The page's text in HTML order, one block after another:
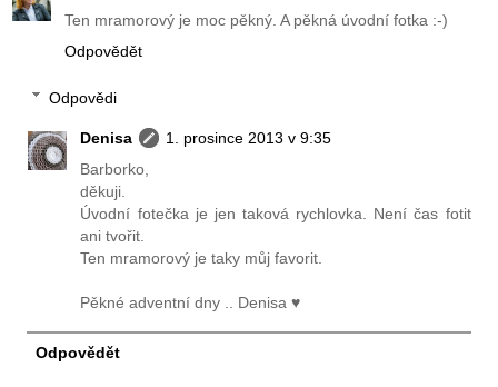
Ten mramorový je moc pěkný. A pěkná úvodní fotka :-)
Odpovědět
Odpovědi
Denisa
1. prosince 2013 v 9:35
Barborko,
děkuji.
Úvodní fotečka je jen taková rychlovka. Není čas fotit
ani tvořit.
Ten mramorový je taky můj favorit.
Pěkné adventní dny .. Denisa ♥
Odpovědět